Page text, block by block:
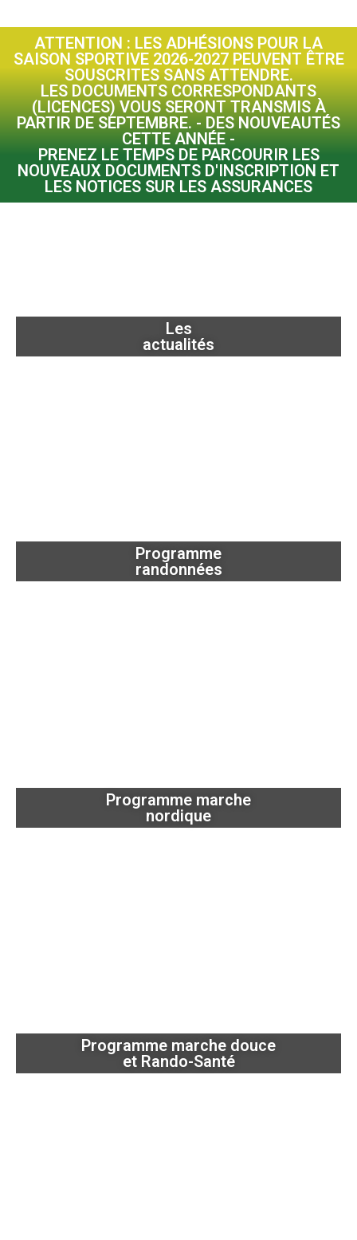
ATTENTION : LES ADHÉSIONS POUR LA
SAISON SPORTIVE 2026-2027 PEUVENT ÊTRE
SOUSCRITES SANS ATTENDRE.
LES DOCUMENTS CORRESPONDANTS
(LICENCES) VOUS SERONT TRANSMIS À
PARTIR DE SEPTEMBRE. - DES NOUVEAUTÉS
CETTE ANNÉE -
PRENEZ LE TEMPS DE PARCOURIR LES
NOUVEAUX DOCUMENTS D'INSCRIPTION ET
LES NOTICES SUR LES ASSURANCES
Les
actualités
Programme
randonnées
Programme marche
nordique
Programme marche douce
et Rando-Santé